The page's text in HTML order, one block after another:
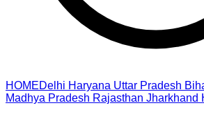
HOMEDelhi Haryana Uttar Pradesh
Madhya Pradesh Rajasthan Jharkhand